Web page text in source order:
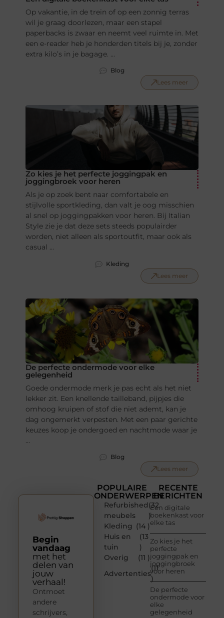
Op vakantie, in de trein of op een zonnig terras
wil je graag doorlezen, maar een stapel
paperbacks is zwaar en neemt veel ruimte in. Met
een e-reader heb je honderden titels bij je, zonder
extra kilo’s in je bagage. ...
Blog
Lees meer
Zo kies je het perfecte joggingpak en
joggingbroek voor heren
Als je op zoek bent naar comfortabele en
stijlvolle sportkleding, dan valt je oog misschien
al snel op joggingpakken voor heren. Bij Italian
Style zie je dat deze sets steeds populairder
worden, niet alleen als sportoutfit, maar ook als
casual ...
Kleding
Lees meer
De perfecte ondermode voor elke
gelegenheid
Goede ondermode merk je pas echt als het niet
lekker zit. Een knellende tailleband, pijpjes die
omhoog kruipen of stof die niet ademt, kan je
dag ongemerkt verpesten. Met een paar gerichte
keuzes koop je ondergoed en nachtmode waar je
...
Blog
Lees meer
POPULAIRE
ONDERWERPEN
Refurbished
meubels
(32
)
Kleding (14 )
Huis en
tuin
(13
)
Overig
(11 )
Advertenties
(11
)
RECENTE
BERICHTEN
Een digitale
boekenkast voor
elke tas
Zo kies je het
perfecte
joggingpak en
joggingbroek
voor heren
De perfecte
ondermode voor
elke
gelegenheid
Begin
vandaag
met het
delen van
jouw
verhaal!
Ontmoet
andere
schrijvers,